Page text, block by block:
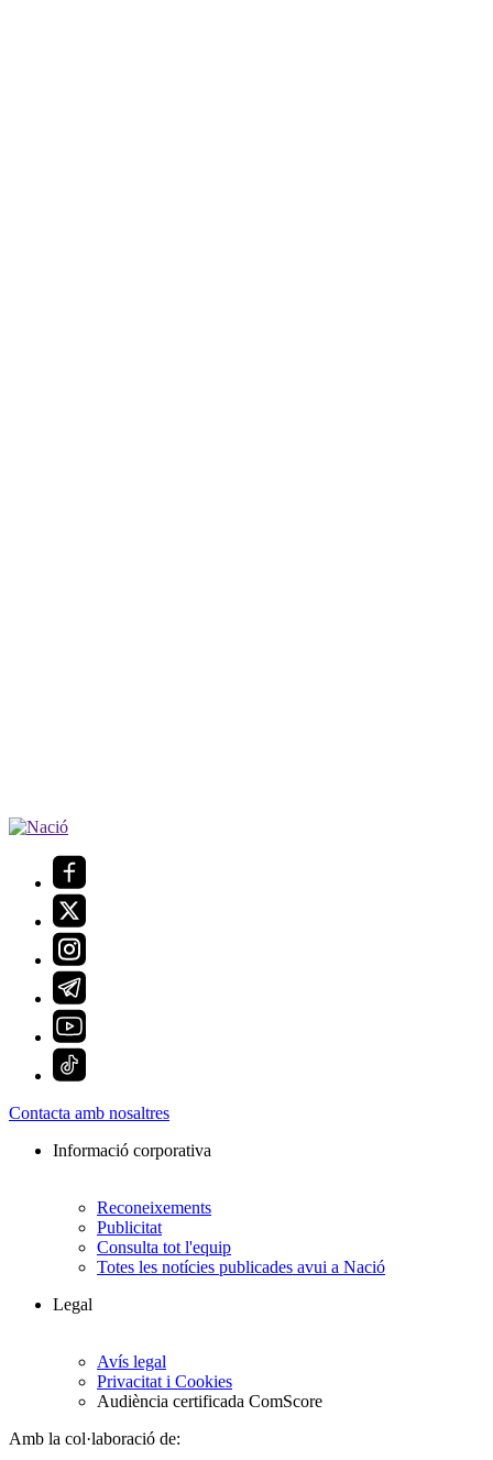
Contacta amb nosaltres
Informació corporativa
Reconeixements
Publicitat
Consulta tot l'equip
Totes les notícies publicades avui a Nació
Legal
Avís legal
Privacitat i Cookies
Audiència certificada ComScore
Amb la col·laboració de: